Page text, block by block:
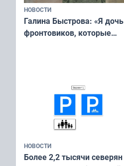
НОВОСТИ
Галина Быстрова: «Я дочь
фронтовиков, которые
НОВОСТИ
Более 2,2 тысячи северян